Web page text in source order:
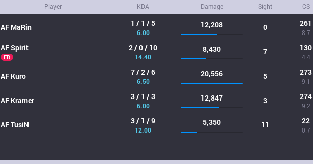
Player KDA Damage Sight CS
AF MaRin 1 / 1 / 5
6.00
12,208 0 261
8.7
AFSpirit
FB
2 / 0 / 10
14.40
8,430 7 130
4.4
AF Kuro 7 / 2 / 6
6.50
20,556 5 273
9.1
AF Kramer 3 / 1 / 3
6.00
12,847 3 274
9.2
AFTusiN 3 / 1 / 9
12.00
5,350 11 22
0.7